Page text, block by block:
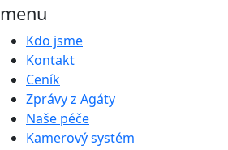
menu
Kdo jsme
Kontakt
Ceník
Zprávy z Agáty
Naše péče
Kamerový systém